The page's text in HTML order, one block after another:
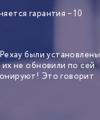
гарантия – 10
были установлены
не обновили по сей
Это говорит